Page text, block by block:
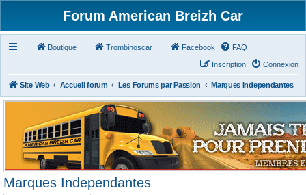
Forum American Breizh Car
Boutique Trombinoscar Facebook FAQ
Connexion
Inscription
Site Web Accueil forum Les Forums par Passion Marques Independantes
Marques Independantes